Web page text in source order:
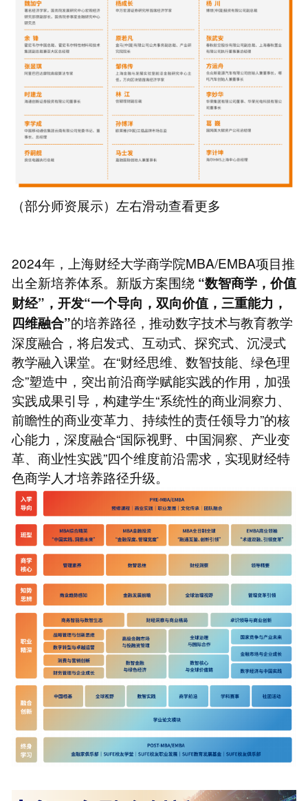
（部分师资展示）左右滑动查看更多
2024年，上海财经大学商学院MBA/EMBA项目推
出全新培养体系。新版方案围绕 “数智商学，价值
财经”，开发“一个导向，双向价值，三重能力，
四维融合”的培养路径，推动数字技术与教育教学
深度融合，将启发式、互动式、探究式、沉浸式
教学融入课堂。在“财经思维、数智技能、绿色理
念”塑造中，突出前沿商学赋能实践的作用，加强
实践成果引导，构建学生“系统性的商业洞察力、
前瞻性的商业变革力、持续性的责任领导力”的核
心能力，深度融合“国际视野、中国洞察、产业变
革、商业性实践”四个维度前沿需求，实现财经特
色商学人才培养路径升级。